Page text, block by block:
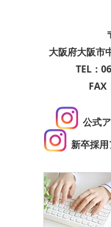
大阪府大阪市
TEL：
FAX
公式
新卒採用